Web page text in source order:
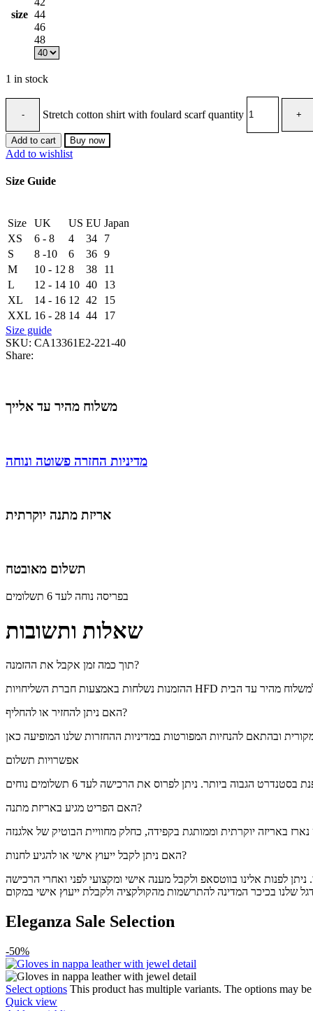
size 44
46
48
1 in stock
Stretch cotton shirt with foulard scarf quantity
Add to cart Buy now
Add to wishlist
Size Guide
Size UK US EU Japan
XS
6 - 8 4 34
7
S
8 -10 6 36 9
M
10 - 12 8 38
11
L
12 - 14 10 40
13
XL
14 - 16 12 42
15
XXL 16 - 28 14 44
17
Size guide
SKU: CA13361E2-221-40
Share:
משלוח מהיר עד אלייך
מדיניות החזרה פשוטה ונוחה
אריזת מתנה יוקרתית
תשלום מאובטח
בפריסה נוחה לעד 6 תשלומים
שאלות ותשובות
תוך כמה זמן אקבל את ההזמנה?
האם ניתן להחזיר או להחליף?
אפשרויות תשלום
האם הפריט מגיע באריזת מתנה?
האם ניתן לקבל ייעוץ אישי או להגיע לחנות?
Eleganza Sale Selection
-50%
Select options This product has multiple variants. The options may
Quick view